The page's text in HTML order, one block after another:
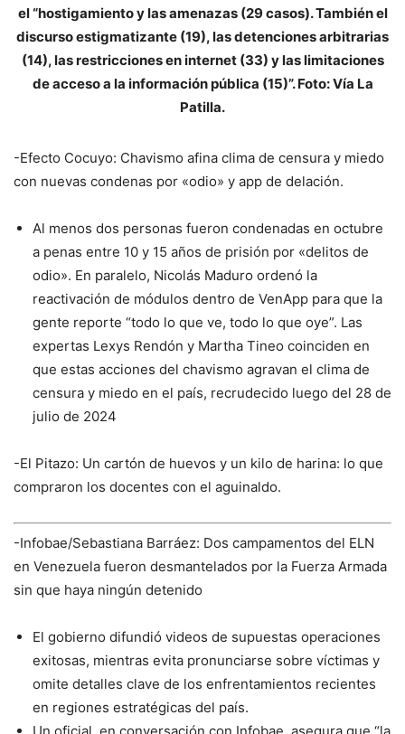
el “hostigamiento y las amenazas (29 casos). También el
discurso estigmatizante (19), las detenciones arbitrarias
(14), las restricciones en internet (33) y las limitaciones
de acceso a la información pública (15)”. Foto: Vía La
Patilla.
-Efecto Cocuyo: Chavismo afina clima de censura y miedo
con nuevas condenas por «odio» y app de delación.
Al menos dos personas fueron condenadas en octubre
a penas entre 10 y 15 años de prisión por «delitos de
odio». En paralelo, Nicolás Maduro ordenó la
reactivación de módulos dentro de VenApp para que la
gente reporte “todo lo que ve, todo lo que oye”. Las
expertas Lexys Rendón y Martha Tineo coinciden en
que estas acciones del chavismo agravan el clima de
censura y miedo en el país, recrudecido luego del 28 de
julio de 2024
-El Pitazo: Un cartón de huevos y un kilo de harina: lo que
compraron los docentes con el aguinaldo.
-Infobae/Sebastiana Barráez: Dos campamentos del ELN
en Venezuela fueron desmantelados por la Fuerza Armada
sin que haya ningún detenido
El gobierno difundió videos de supuestas operaciones
exitosas, mientras evita pronunciarse sobre víctimas y
omite detalles clave de los enfrentamientos recientes
en regiones estratégicas del país.